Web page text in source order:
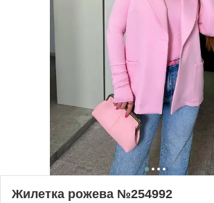
Жилетка рожева №254992